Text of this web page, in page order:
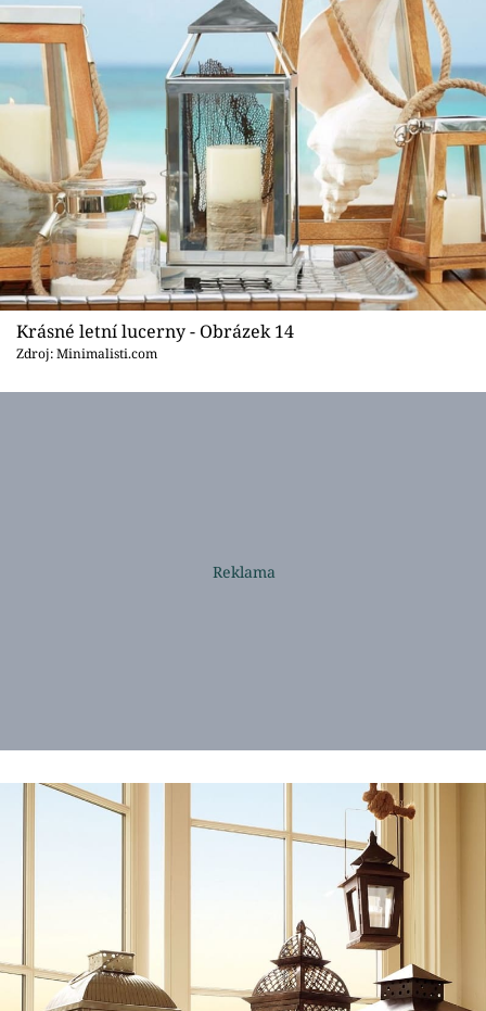
Krásné letní lucerny - Obrázek 14
Zdroj: Minimalisti.com